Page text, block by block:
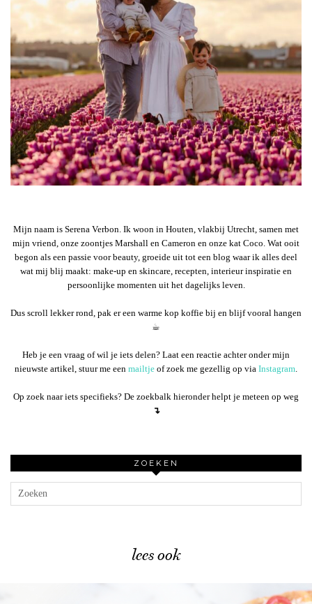
Mijn naam is Serena Verbon. Ik woon in Houten, vlakbij Utrecht, samen met
mijn vriend, onze zoontjes Marshall en Cameron en onze kat Coco. Wat ooit
begon als een passie voor beauty, groeide uit tot een blog waar ik alles deel
wat mij blij maakt: make-up en skincare, recepten, interieur inspiratie en
persoonlijke momenten uit het dagelijks leven.
Dus scroll lekker rond, pak er een warme kop koffie bij en blijf vooral hangen
☕︎
Heb je een vraag of wil je iets delen? Laat een reactie achter onder mijn
nieuwste artikel, stuur me een mailtje of zoek me gezellig op via Instagram
Op zoek naar iets specifieks? De zoekbalk hieronder helpt je meteen op weg
↴
ZOEKEN
lees ook